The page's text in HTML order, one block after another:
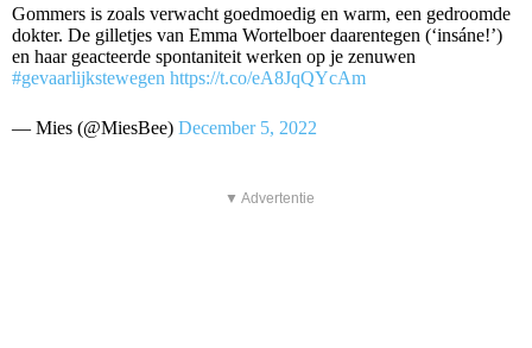
Gommers is zoals verwacht goedmoedig en warm, een gedroomde
dokter. De gilletjes van Emma Wortelboer daarentegen (‘insáne!’)
en haar geacteerde spontaniteit werken op je zenuwen
#gevaarlijkstewegen https://t.co/eA8JqQYcAm
— Mies (@MiesBee) December 5, 2022
▼ Advertentie